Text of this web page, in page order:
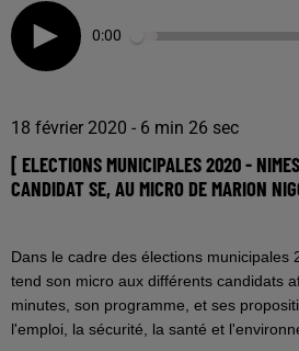
0:00
18 février 2020 - 6 min 26 sec
[ ELECTIONS MUNICIPALES 2020 -
CANDIDAT SE, AU MICRO DE MARION
Dans le cadre des élections municipales
tend son micro aux différents candidats
minutes, son programme, et ses
l'emploi, la sécurité, la santé et